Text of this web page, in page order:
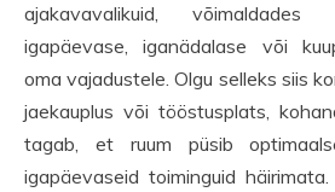
ajakavavalikuid,
igapäevase, iganädalase või
oma vajadustele. Olgu selleks siis
jaekauplus või tööstusplats,
tagab, et ruum püsib
igapäevaseid toiminguid